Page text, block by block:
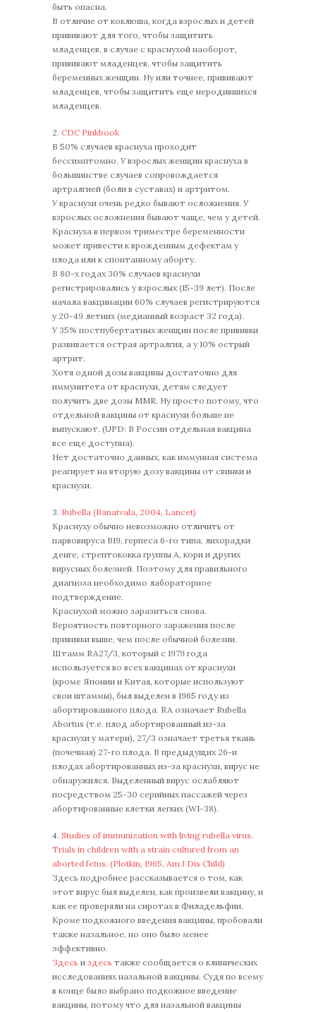
быть опасна.
В отличие от коклюша, когда взрослых и детей
прививают для того, чтобы защитить
младенцев, в случае с краснухой наоборот,
прививают младенцев, чтобы защитить
беременных женщин. Ну или точнее, прививают
младенцев, чтобы защитить еще неродившихся
младенцев.
2. CDC Pinkbook
В 50% случаев краснуха проходит
бессимптомно. У взрослых женщин краснуха в
большинстве случаев сопровождается
артралгией (боли в суставах) и артритом.
У краснухи очень редко бывают осложнения. У
взрослых осложнения бывают чаще, чем у детей.
Краснуха в первом триместре беременности
может привести к врожденным дефектам у
плода или к спонтанному аборту.
В 80-х годах 30% случаев краснухи
регистрировались у взрослых (15-39 лет). После
начала вакцинации 60% случаев регистрируются
у 20-49 летних (медианный возраст 32 года).
У 35% постпубертатных женщин после прививки
развивается острая артралгия, а у 10% острый
артрит.
Хотя одной дозы вакцины достаточно для
иммунитета от краснухи, детям следует
получить две дозы MMR. Ну просто потому, что
отдельной вакцины от краснухи больше не
выпускают. (UPD: В России отдельная вакцина
все еще доступна).
Нет достаточно данных, как иммунная система
реагирует на вторую дозу вакцины от свинки и
краснухи.
3. Rubella (Banatvala, 2004, Lancet)
Краснуху обычно невозможно отличить от
парвовируса B19, герпеса 6-го типа, лихорадки
денге, стрептококка группы А, кори и других
вирусных болезней. Поэтому для правильного
диагноза необходимо лабораторное
подтверждение.
Краснухой можно заразиться снова.
Вероятность повторного заражения после
прививки выше, чем после обычной болезни.
Штамм RA27/3, который с 1979 года
используется во всех вакцинах от краснухи
(кроме Японии и Китая, которые используют
свои штаммы), был выделен в 1965 году из
абортированного плода. RA означает Rubella
Abortus (т.е. плод абортированный из-за
краснухи у матери), 27/3 означает третья ткань
(почечная) 27-го плода. В предыдущих 26-и
плодах абортированных из-за краснухи, вирус не
обнаружился. Выделенный вирус ослабляют
посредством 25-30 серийных пассажей через
абортированные клетки легких (WI-38).
4. Studies of immunization with living rubella virus.
Trials in children with a strain cultured from an
aborted fetus. (Plotkin, 1965, Am J Dis Child)
Здесь подробнее рассказывается о том, как
этот вирус был выделен, как произвели вакцину, и
как ее проверяли на сиротах в Филадельфии.
Кроме подкожного введения вакцины, пробовали
также назальное, но оно было менее
эффективно.
Здесь и здесь также сообщается о клинических
исследованиях назальной вакцины. Судя по всему
в конце было выбрано подкожное введение
вакцины, потому что для назальной вакцины